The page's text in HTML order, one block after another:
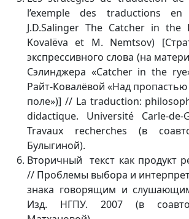
l’exemple des traductions
J.D.Salinger The Catcher in the
Kovalёva et M. Nemtsov)
экспрессивного слова (на
Сэлинджера «Сatcher in the
Райт-Ковалёвой «Над
поле»)] // La traduction:
didactique. Université Carle-
Travaux recherches (в
Булыгиной).
Вторичный текст как продукт
// Проблемы выбора и
знака говорящим и
Изд. НГПУ. 2007 (в